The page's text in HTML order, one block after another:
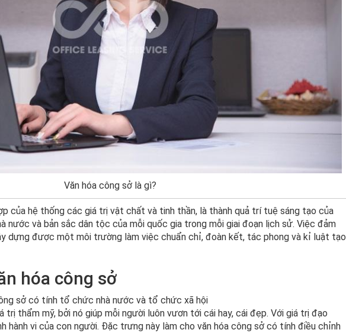
Văn hóa công sở là gì?
của hệ thống các giá trị vật chất và tinh thần, là thành quả trí tuệ sáng tạo của
nước và bản sắc dân tộc của mỗi quốc gia trong mỗi giai đoạn lịch sử. Việc đảm
dựng được một môi trường làm việc chuẩn chỉ, đoàn kết, tác phong và kỉ luật tạo
hóa công sở
sở có tính tổ chức nhà nước và tổ chức xã hội
trị thẩm mỹ, bởi nó giúp mỗi người luôn vươn tới cái hay, cái đẹp. Với giá trị đạo
hành vi của con người. Đặc trưng này làm cho văn hóa công sở có tính điều chỉnh